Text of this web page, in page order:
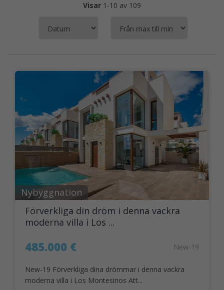
Visar 1-10 av 109
Nybyggnation
Förverkliga din dröm i denna vackra
moderna villa i Los ...
485.000 € New-19
New-19 Förverkliga dina drömmar i denna vackra
moderna villa i Los Montesinos Att...